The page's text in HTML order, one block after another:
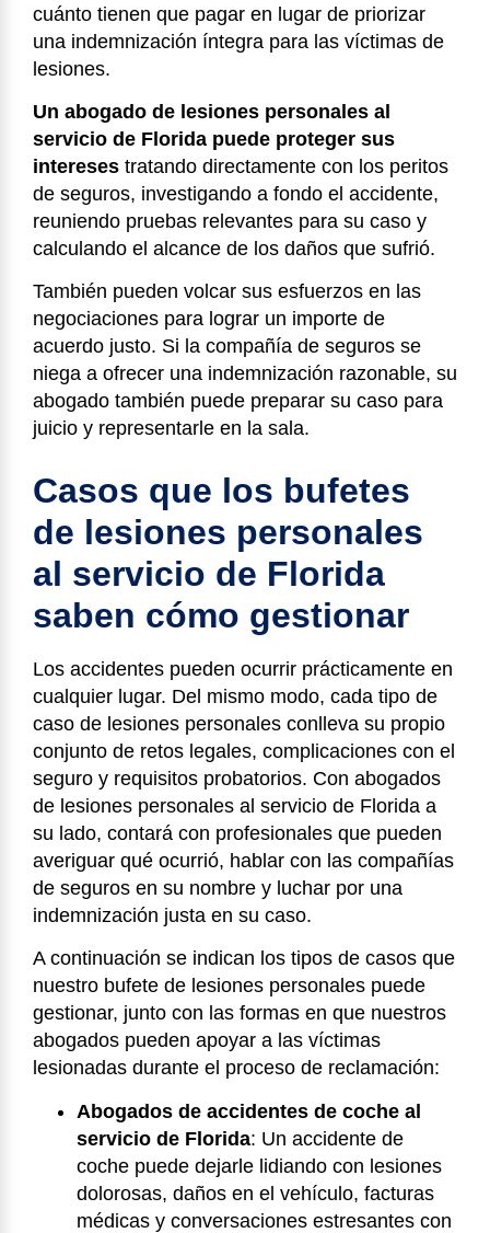
cuánto tienen que pagar en lugar de priorizar
una indemnización íntegra para las víctimas de
lesiones.
Un abogado de lesiones personales al
servicio de Florida puede proteger sus
intereses tratando directamente con los peritos
de seguros, investigando a fondo el accidente,
reuniendo pruebas relevantes para su caso y
calculando el alcance de los daños que sufrió.
También pueden volcar sus esfuerzos en las
negociaciones para lograr un importe de
acuerdo justo. Si la compañía de seguros se
niega a ofrecer una indemnización razonable, su
abogado también puede preparar su caso para
juicio y representarle en la sala.
Casos que los bufetes
de lesiones personales
al servicio de Florida
saben cómo gestionar
Los accidentes pueden ocurrir prácticamente en
cualquier lugar. Del mismo modo, cada tipo de
caso de lesiones personales conlleva su propio
conjunto de retos legales, complicaciones con el
seguro y requisitos probatorios. Con abogados
de lesiones personales al servicio de Florida a
su lado, contará con profesionales que pueden
averiguar qué ocurrió, hablar con las compañías
de seguros en su nombre y luchar por una
indemnización justa en su caso.
A continuación se indican los tipos de casos que
nuestro bufete de lesiones personales puede
gestionar, junto con las formas en que nuestros
abogados pueden apoyar a las víctimas
lesionadas durante el proceso de reclamación:
Abogados de accidentes de coche al
servicio de Florida: Un accidente de
coche puede dejarle lidiando con lesiones
dolorosas, daños en el vehículo, facturas
médicas y conversaciones estresantes con